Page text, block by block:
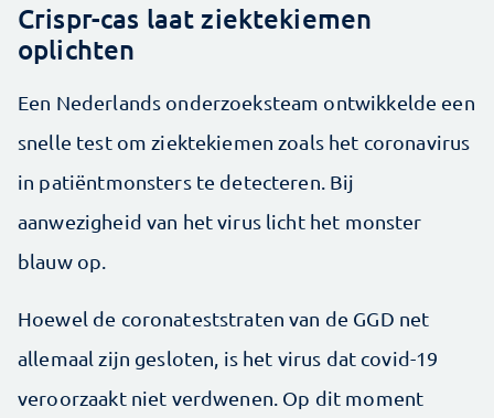
Crispr-cas laat ziektekiemen
oplichten
Een Nederlands onderzoeksteam ontwikkelde een
snelle test om ziektekiemen zoals het coronavirus
in patiëntmonsters te detecteren. Bij
aanwezigheid van het virus licht het monster
blauw op.
Hoewel de coronateststraten van de GGD net
allemaal zijn gesloten, is het virus dat covid-19
veroorzaakt niet verdwenen. Op dit moment